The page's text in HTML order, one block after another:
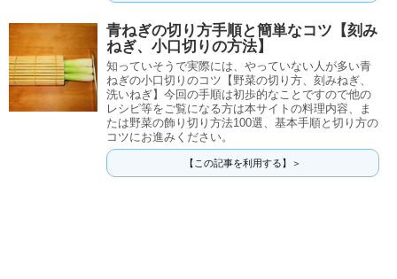
青ねぎの切り方手順と簡単なコツ【刻み
ねぎ、小口切りの方法】
知っていそうで実際には、やっていない人が多い青
ねぎの小口切りのコツ【野菜の切り方、刻みねぎ、
洗いねぎ】今回の手順は初歩的なことですので他の
レシピ等をご覧になる方は本サイトの料理内容、ま
たは野菜の飾り切り方法100選、基本手順と切り方の
コツにお進みください。
【この記事を利用する】＞